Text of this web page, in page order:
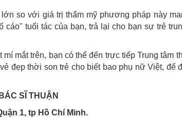
lớn so với giá trị thẩm mỹ phương pháp này
tuổi tác của bạn, trả lại cho bạn sự trẻ
mắt trên, bạn có thể đến trực tiếp Trung tâm
đẹp thời son trẻ cho biết bao phụ nữ Việt, để
SĨ THUẬN
1, tp Hồ Chí Minh.